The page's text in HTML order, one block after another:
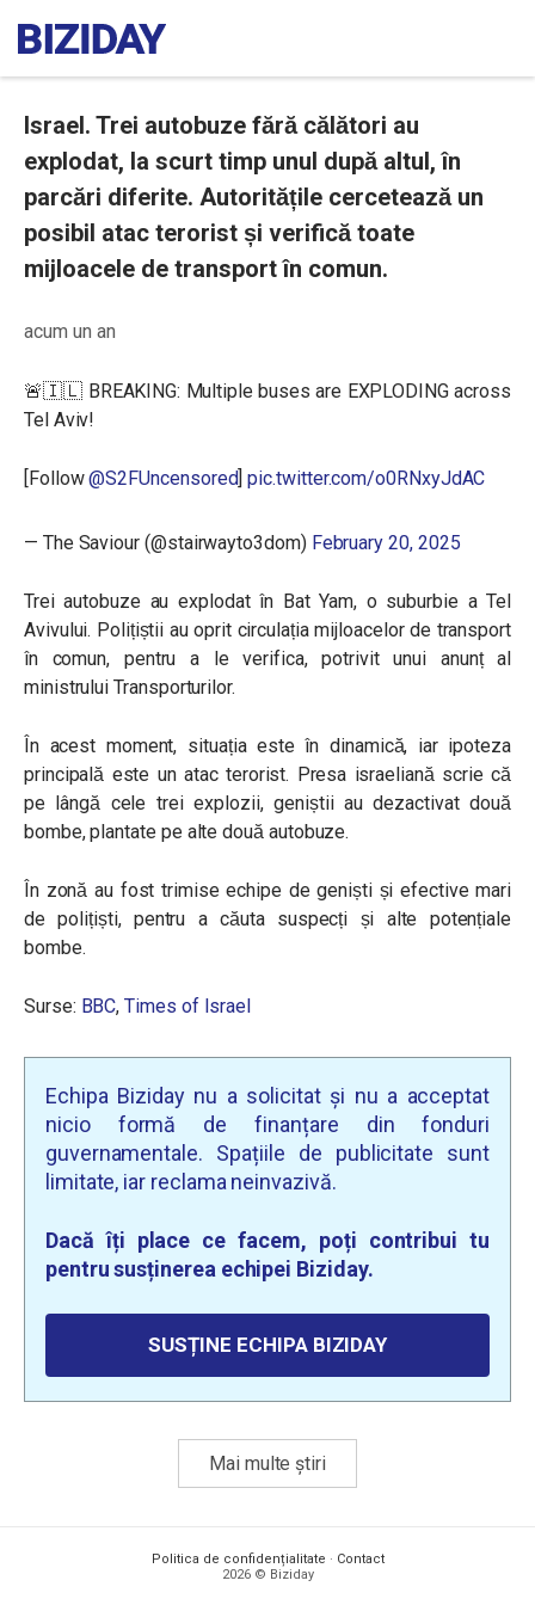
Israel. Trei autobuze fără călători au
explodat, la scurt timp unul după altul, în
parcări diferite. Autoritățile cercetează un
posibil atac terorist și verifică toate
mijloacele de transport în comun.
acum un an
🚨🇮🇱 BREAKING: Multiple buses are EXPLODING across
Tel Aviv!
[Follow@S2FUncensored]pic.twitter.com/o0RNxyJdAC
— The Saviour (@stairwayto3dom) February 20, 2025
Trei autobuze au explodat în Bat Yam, o suburbie a Tel
Avivului. Polițiștii au oprit circulația mijloacelor de transport
în comun, pentru a le verifica, potrivit unui anunț al
ministrului Transporturilor.
În acest moment, situația este în dinamică, iar ipoteza
principală este un atac terorist. Presa israeliană scrie că
pe lângă cele trei explozii, geniștii au dezactivat două
bombe, plantate pe alte două autobuze.
În zonă au fost trimise echipe de geniști și efective mari
de polițiști, pentru a căuta suspecți și alte potențiale
bombe.
Surse: BBC,Times of Israel
Echipa Biziday nu a solicitat și nu a acceptat
nicio formă de finanțare din fonduri
guvernamentale. Spațiile de publicitate sunt
limitate, iar reclama neinvazivă.
Dacă îți place ce facem, poți contribui tu
pentru susținerea echipei Biziday.
SUSȚINE ECHIPA BIZIDAY
Mai multe știri
Politica de confidențialitate · Contact
2026 © Biziday